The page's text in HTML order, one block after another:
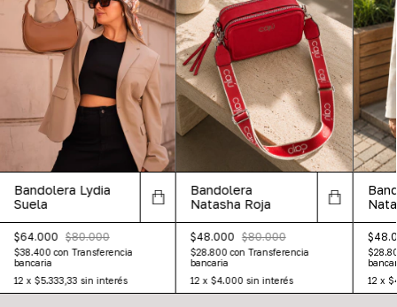
Bandolera Lydia
Suela
$64.000 $80.000
$38.400con Transferencia
bancaria
12 x $5.333,33 sin interés
Bandolera
Natasha Roja
$48.000 $80.000
$28.800con Transferencia
bancaria
12 x$4.000 sin interés
12 x